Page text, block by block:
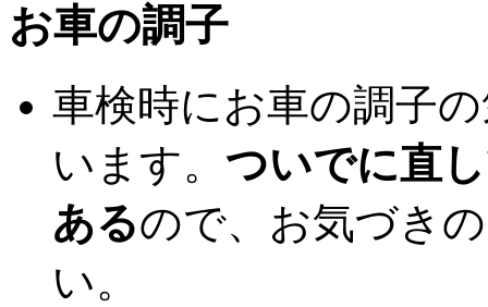
お車の調子
車検時にお車の調子
います。 ついでに直
あるので、お気づき
い。